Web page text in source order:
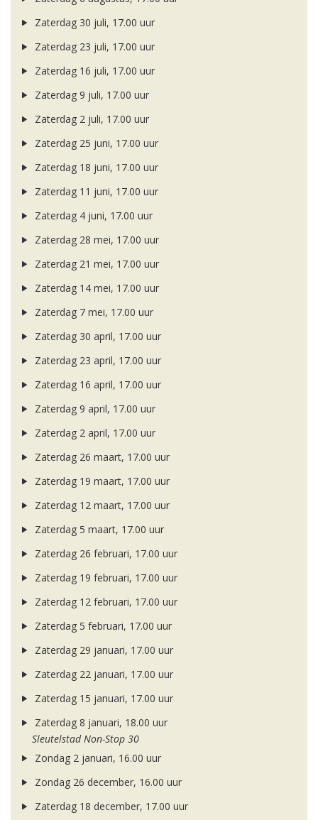
Zaterdag 30 juli, 17.00 uur
Zaterdag 23 juli, 17.00 uur
Zaterdag 16 juli, 17.00 uur
Zaterdag 9 juli, 17.00 uur
Zaterdag 2 juli, 17.00 uur
Zaterdag 25 juni, 17.00 uur
Zaterdag 18 juni, 17.00 uur
Zaterdag 11 juni, 17.00 uur
Zaterdag 4 juni, 17.00 uur
Zaterdag 28 mei, 17.00 uur
Zaterdag 21 mei, 17.00 uur
Zaterdag 14 mei, 17.00 uur
Zaterdag 7 mei, 17.00 uur
Zaterdag 30 april, 17.00 uur
Zaterdag 23 april, 17.00 uur
Zaterdag 16 april, 17.00 uur
Zaterdag 9 april, 17.00 uur
Zaterdag 2 april, 17.00 uur
Zaterdag 26 maart, 17.00 uur
Zaterdag 19 maart, 17.00 uur
Zaterdag 12 maart, 17.00 uur
Zaterdag 5 maart, 17.00 uur
Zaterdag 26 februari, 17.00 uur
Zaterdag 19 februari, 17.00 uur
Zaterdag 12 februari, 17.00 uur
Zaterdag 5 februari, 17.00 uur
Zaterdag 29 januari, 17.00 uur
Zaterdag 22 januari, 17.00 uur
Zaterdag 15 januari, 17.00 uur
Zaterdag 8 januari, 18.00 uur
Sleutelstad Non-Stop 30
Zondag 2 januari, 16.00 uur
Zondag 26 december, 16.00 uur
Zaterdag 18 december, 17.00 uur